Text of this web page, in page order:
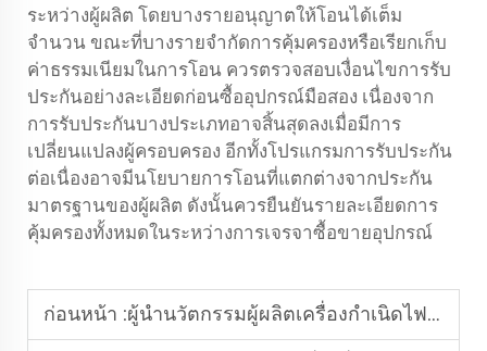
ระหว่างผู้ผลิต โดยบางรายอนุญาตให้โอนได้เต็ม
จำนวน ขณะที่บางรายจำกัดการคุ้มครองหรือเรียกเก็บ
ค่าธรรมเนียมในการโอน ควรตรวจสอบเงื่อนไขการรับ
ประกันอย่างละเอียดก่อนซื้ออุปกรณ์มือสอง เนื่องจาก
การรับประกันบางประเภทอาจสิ้นสุดลงเมื่อมีการ
เปลี่ยนแปลงผู้ครอบครอง อีกทั้งโปรแกรมการรับประกัน
ต่อเนื่องอาจมีนโยบายการโอนที่แตกต่างจากประกัน
มาตรฐานของผู้ผลิต ดังนั้นควรยืนยันรายละเอียดการ
คุ้มครองทั้งหมดในระหว่างการเจรจาซื้อขายอุปกรณ์
ก่อนหน้า :ผู้นำนวัตกรรมผู้ผลิตเครื่องกำเนิดไฟฟ้า: เทรนด์ล่าสุด